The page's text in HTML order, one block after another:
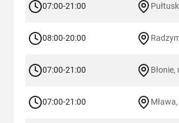
07:00-21:00
08:00-20:00
07:00-21:00
07:00-21:00